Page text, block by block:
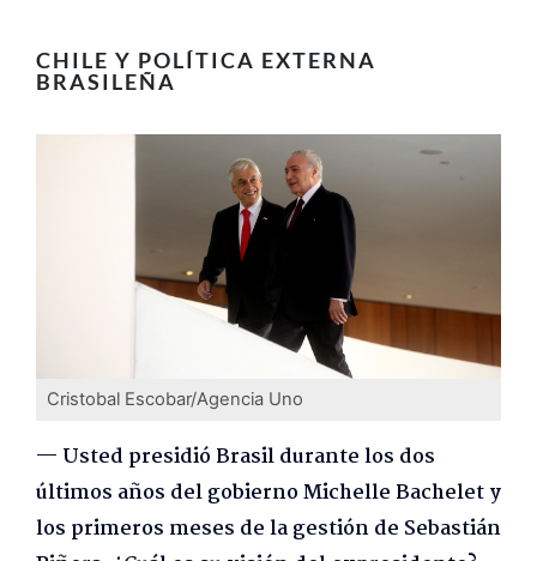
CHILE Y POLÍTICA EXTERNA
BRASILEÑA
Cristobal Escobar/Agencia Uno
— Usted presidió Brasil durante los dos
últimos años del gobierno Michelle Bachelet y
los primeros meses de la gestión de Sebastián